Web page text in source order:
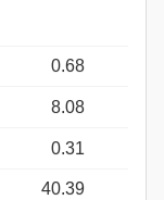
0.68
8.08
0.31
40.39